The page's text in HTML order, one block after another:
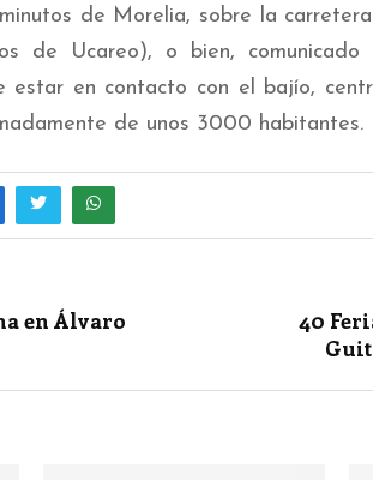
de Morelia, sobre la
de Ucareo), o bien,
estar en contacto con el bajío,
de unos 3000 habitantes.
en Álvaro
40